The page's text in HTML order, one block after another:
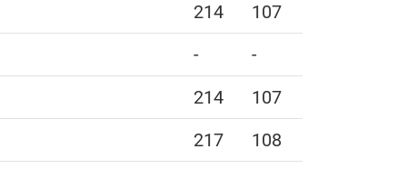
214
107
-
-
214
107
217
108